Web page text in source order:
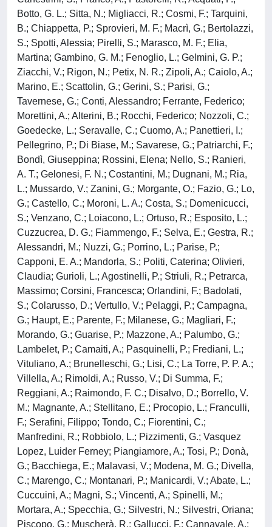
Botto, G. L.; Sitta, N.; Migliacci, R.; Cosmi, F.; Tarquini,
B.; Chiappetta, P.; Sprovieri, M. F.; Macrì, G.; Bertolazzi,
S.; Spotti, Alessia; Pirelli, S.; Marasco, M. F.; Elia,
Martina; Gambino, G. M.; Fenoglio, L.; Gelmini, G. P.;
Ziacchi, V.; Rigon, N.; Petix, N. R.; Zipoli, A.; Caiolo, A.;
Marino, E.; Scattolin, G.; Gerini, S.; Parisi, G.;
Tavernese, G.; Conti, Alessandro; Ferrante, Federico;
Morettini, A.; Alterini, B.; Rocchi, Federico; Nozzoli, C.;
Goedecke, L.; Seravalle, C.; Cuomo, A.; Panettieri, I.;
Pellegrino, P.; Di Biase, M.; Savarese, G.; Patriarchi, F.;
Bondì, Giuseppina; Rossini, Elena; Nello, S.; Ranieri,
A. T.; Gelonesi, F. N.; Costantini, M.; Dugnani, M.; Ria,
L.; Mussardo, V.; Zanini, G.; Morgante, O.; Fazio, G.; Lo,
G.; Castello, C.; Moroni, L. A.; Costa, S.; Domenicucci,
S.; Venzano, C.; Loiacono, L.; Ortuso, R.; Esposito, L.;
Cuzzucrea, D. G.; Fiammengo, F.; Selva, E.; Gestra, R.;
Alessandri, M.; Nuzzi, G.; Porrino, L.; Parise, P.;
Capponi, E. A.; Mandorla, S.; Politi, Caterina; Olivieri,
Claudia; Gurioli, L.; Agostinelli, P.; Striuli, R.; Petrarca,
Massimo; Corsini, Francesca; Orlandini, F.; Badolati,
S.; Colarusso, D.; Vertullo, V.; Pelaggi, P.; Campagna,
G.; Haupt, E.; Parente, F.; Milanese, G.; Magliari, F.;
Morando, G.; Guarise, P.; Mazzone, A.; Palumbo, G.;
Lambelet, P.; Camaiti, A.; Pasquinelli, P.; Frediani, L.;
Vituliano, A.; Brunelleschi, G.; Lisi, C.; La Torre, P. P. A.;
Villella, A.; Rimoldi, A.; Russo, V.; Di Summa, F.;
Reggiani, A.; Raimondo, F. C.; Disalvo, D.; Borrello, V.
M.; Magnante, A.; Stellitano, E.; Procopio, L.; Franculli,
F.; Serafini, Filippo; Tondo, C.; Fiorentini, C.;
Manfredini, R.; Robbiolo, L.; Pizzimenti, G.; Vasquez
Lopez, Luider Ferney; Piangiamore, A.; Tosi, P.; Donà,
G.; Bacchiega, E.; Malavasi, V.; Modena, M. G.; Divella,
C.; Marengo, C.; Montanari, P.; Manicardi, V.; Abate, L.;
Cuccuini, A.; Magni, S.; Vincenti, A.; Spinelli, M.;
Mortara, A.; Specchia, G.; Silvestri, N.; Silvestri, Oriana;
Piscopo, G.; Muscherà, R.; Gallucci, F.; Cannavale, A.;